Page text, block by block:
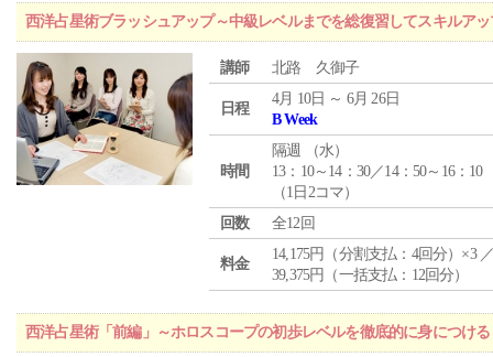
西洋占星術ブラッシュアップ～中級レベルまでを総復習してスキルア
講師 北路 久御子
日程
4月 10日 ～ 6月 26日
B Week
時間
隔週 （水）
13：10～14：30／14：50～16：10
（1日2コマ）
回数
全12回
料金
14,175円（分割支払：4回分）×3
39,375円（一括支払：12回分）
西洋占星術「前編」～ホロスコープの初歩レベルを徹底的に身につける